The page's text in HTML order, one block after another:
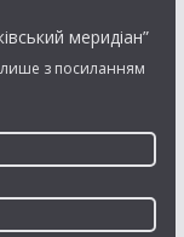
меридіан”
лише з посиланням